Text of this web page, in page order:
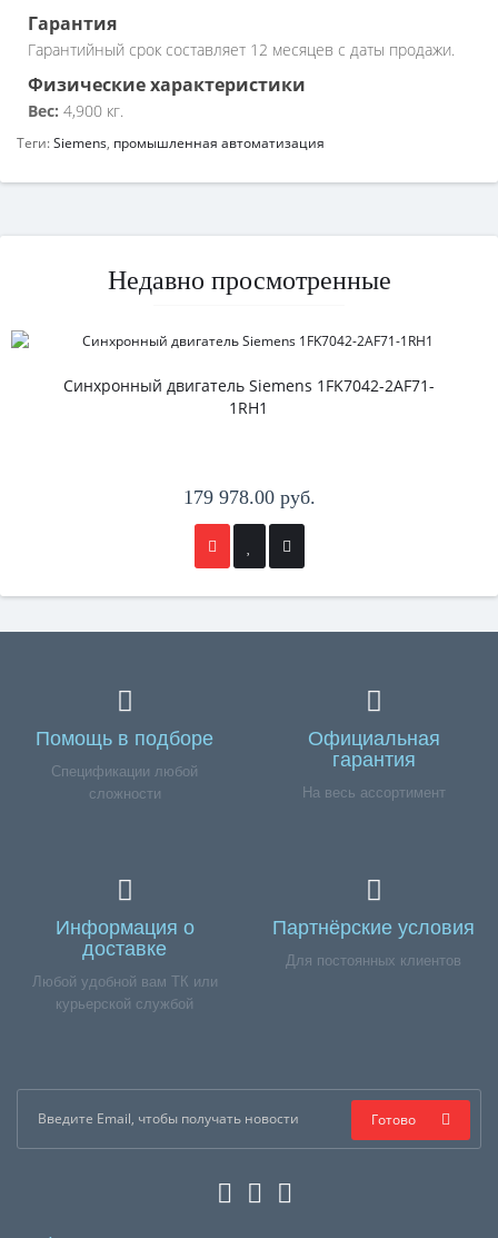
Гарантия
Гарантийный срок составляет 12 месяцев с даты продажи.
Физические характеристики
Вес: 4,900 кг.
Теги:Siemens, промышленная автоматизация
Недавно просмотренные
Синхронный двигатель Siemens 1FK7042-2AF71-
1RH1
179 978.00 руб.
Помощь в подборе
Спецификации любой
сложности
Официальная
гарантия
На весь ассортимент
Информация о
доставке
Любой удобной вам ТК или
курьерской службой
Партнёрские условия
Для постоянных клиентов
Готово